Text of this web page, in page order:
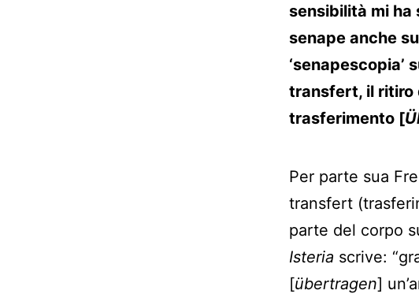
sensibilità mi ha
senape anche
‘senapescopia’
transfert, il ritiro
trasferimento [
Per parte sua
transfert
parte del corpo
Isteria scrive:
[übertragen]